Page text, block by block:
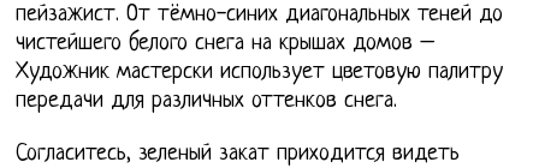
пейзажист. От тёмно-синих диагональных теней до
чистейшего белого снега на крышах домов –
Художник мастерски использует цветовую палитру
передачи для различных оттенков снега.
Согласитесь, зеленый закат приходится видеть